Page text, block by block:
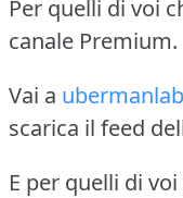
Per quelli di voi
canale Premium.
Vai a
scarica il feed
E per quelli di